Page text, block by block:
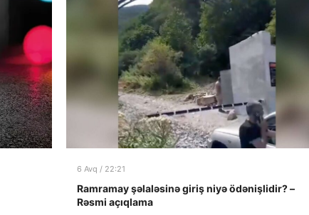
6 Avq / 22:21
Ramramay şəlaləsinə giriş niyə ödənişlidir? –
Rəsmi açıqlama